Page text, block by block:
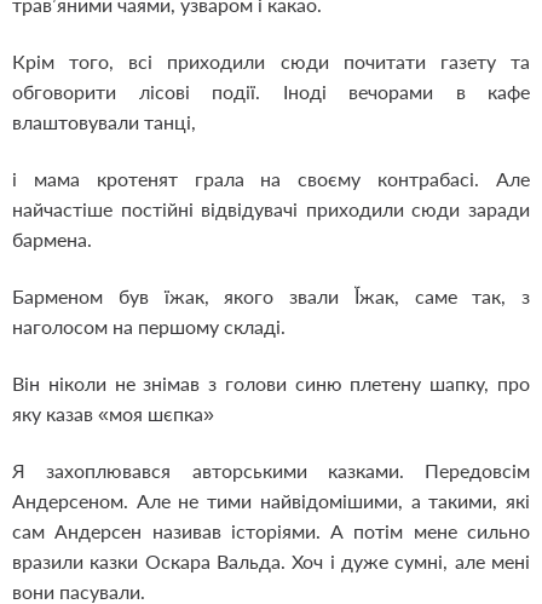
Крім того, всі приходили сюди почитати газету та
обговорити лісові події. Іноді вечорами в кафе
влаштовували танці,
і мама кротенят грала на своєму контрабасі. Але
найчастіше постійні відвідувачі приходили сюди заради
бармена.
Барменом був їжак, якого звали Ї́жак, саме так, з
наголосом на першому складі.
Він ніколи не знімав з голови синю плетену шапку, про
яку казав «моя шєпка»
Я захоплювався авторськими казками. Передовсім
Андерсеном. Але не тими найвідомішими, а такими, які
сам Андерсен називав історіями. А потім мене сильно
вразили казки Оскара Вальда. Хоч і дуже сумні, але мені
вони пасували.